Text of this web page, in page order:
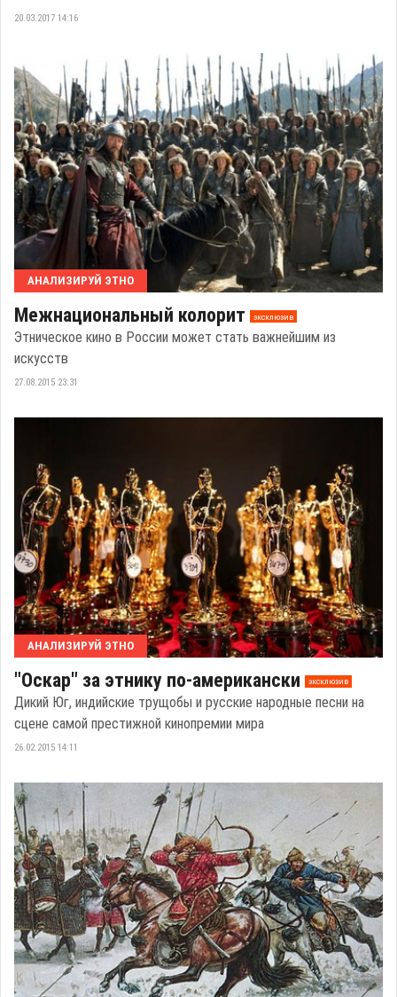
20.03.2017 14:16
АНАЛИЗИРУЙ ЭТНО
Межнациональный колорит эксклюзив
Этническое кино в России может стать важнейшим из
искусств
27.08.2015 23:31
АНАЛИЗИРУЙ ЭТНО
"Оскар" за этнику по-американски эксклюзив
Дикий Юг, индийские трущобы и русские народные песни на
сцене самой престижной кинопремии мира
26.02.2015 14:11